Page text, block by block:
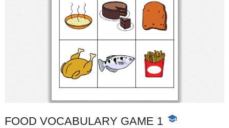
FOOD VOCABULARY GAME 1
-